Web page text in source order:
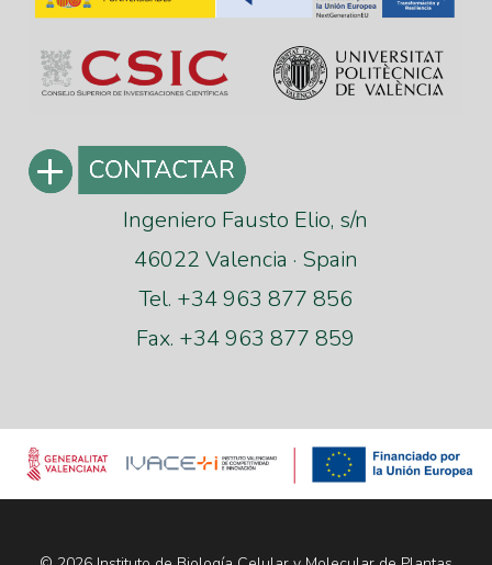
Ingeniero Fausto Elio, s/n
46022 Valencia · Spain
Tel. +34 963 877 856
Fax. +34 963 877 859